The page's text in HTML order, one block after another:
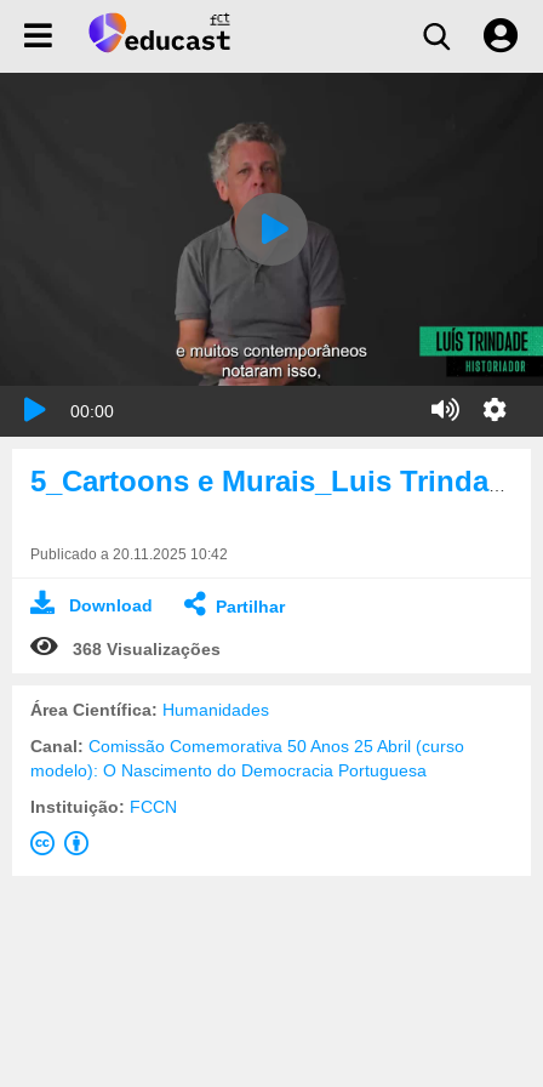
00:00
5_Cartoons e Murais_Luis Trindade
Publicado a 20.11.2025 10:42
Download Partilhar
368 Visualizações
Área Científica: Humanidades
Canal: Comissão Comemorativa 50 Anos 25 Abril (curso
modelo): O Nascimento do Democracia Portuguesa
Instituição: FCCN